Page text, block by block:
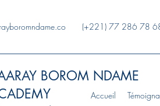
(+221) 77 286 78
BOROM NDAME
Accueil